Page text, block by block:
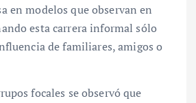
en modelos que observan en
esta carrera informal sólo
de familiares, amigos o
focales se observó que